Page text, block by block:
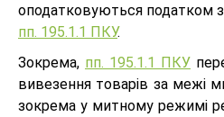
оподатковуються податком
пп. 195.1.1 ПКУ.
Зокрема, пп. 195.1.1 ПКУ
вивезення товарів за межі
зокрема у митному режимі